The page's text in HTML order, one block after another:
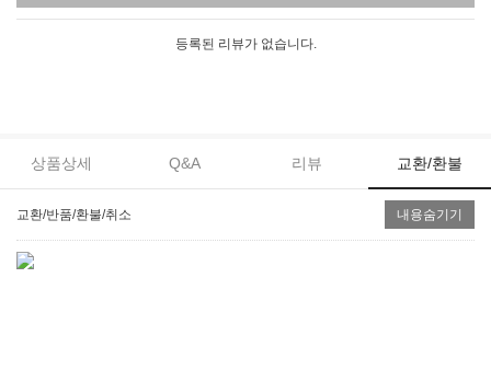
등록된 리뷰가 없습니다.
상품상세 Q&A 리뷰 교환/환불
교환/반품/환불/취소 내용숨기기